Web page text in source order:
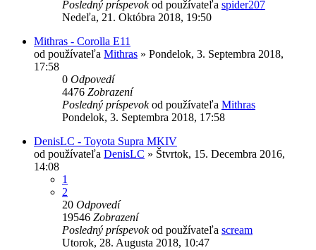
Posledný príspevokod používateľa spider207
Nedeľa, 21. Októbra 2018, 19:50
Mithras - Corolla E11
od používateľa Mithras » Pondelok, 3. Septembra 2018,
17:58
0 Odpovedí
4476 Zobrazení
Posledný príspevokod používateľa Mithras
Pondelok, 3. Septembra 2018, 17:58
DenisLC - Toyota Supra MKIV
od používateľa DenisLC » Štvrtok, 15. Decembra 2016,
14:08
1
2
20 Odpovedí
19546 Zobrazení
Posledný príspevokod používateľa scream
Utorok, 28. Augusta 2018, 10:47